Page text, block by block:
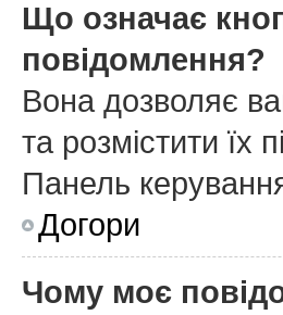
Що означає
повідомлення?
Вона дозволяє
та розмістити їх
Панель
Догори
Чому моє